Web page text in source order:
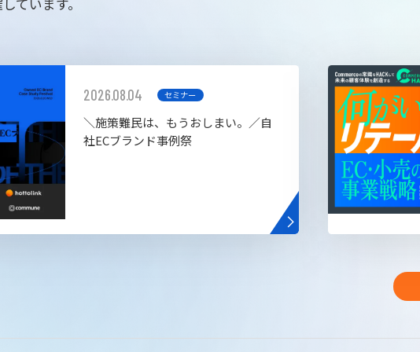
ています。
2026.08.04 セミナー
＼施策難民は、もうおしまい。／自
社ECブランド事例祭